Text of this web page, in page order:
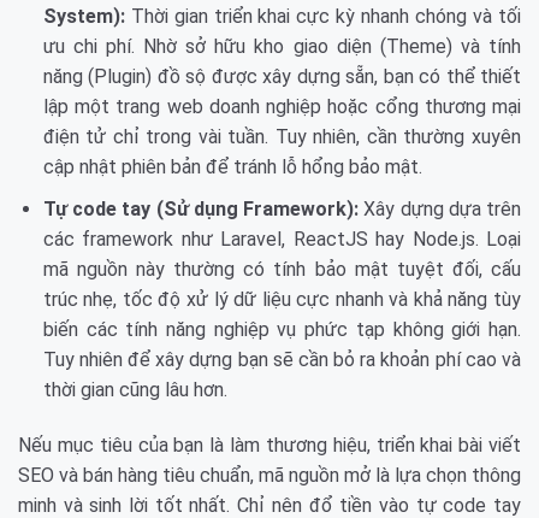
System):Thời gian triển khai cực kỳ nhanh chóng và tối
ưu chi phí. Nhờ sở hữu kho giao diện (Theme) và tính
năng (Plugin) đồ sộ được xây dựng sẵn, bạn có thể thiết
lập một trang web doanh nghiệp hoặc cổng thương mại
điện tử chỉ trong vài tuần. Tuy nhiên, cần thường xuyên
cập nhật phiên bản để tránh lỗ hổng bảo mật.
Tự code tay (Sử dụng Framework): Xây dựng dựa trên
các framework như Laravel, ReactJS hay Node.js. Loại
mã nguồn này thường có tính bảo mật tuyệt đối, cấu
trúc nhẹ, tốc độ xử lý dữ liệu cực nhanh và khả năng tùy
biến các tính năng nghiệp vụ phức tạp không giới hạn.
Tuy nhiên để xây dựng bạn sẽ cần bỏ ra khoản phí cao và
thời gian cũng lâu hơn.
Nếu mục tiêu của bạn là làm thương hiệu, triển khai bài viết
SEO và bán hàng tiêu chuẩn, mã nguồn mở là lựa chọn thông
minh và sinh lời tốt nhất. Chỉ nên đổ tiền vào tự code tay